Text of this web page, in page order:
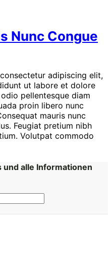
Nunc Congue
adipiscing elit,
ut labore et dolore
pellentesque diam
proin libero nunc
mauris nunc
Feugiat pretium nibh
Volutpat commodo
und alle Informationen